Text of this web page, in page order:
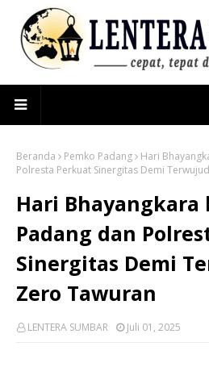
Beranda Pemko Padang
Hari
Polresta Perkuat Sinergitas Demi
Hari Bhayangkara
Padang dan
Sinergitas Demi
Zero Tawuran
LENTERA SUMBAR Juli 01, 2025